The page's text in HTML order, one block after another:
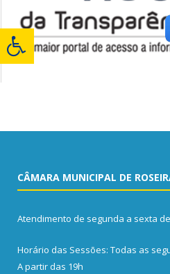
CÂMARA MUNICIPAL DE
Atendimento de segunda a sexta de
Horário das Sessões: Todas as
A partir das 19h